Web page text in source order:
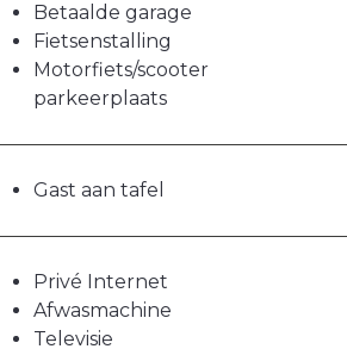
Betaalde garage
Fietsenstalling
Motorfiets/scooter
parkeerplaats
Gast aan tafel
Privé Internet
Afwasmachine
Televisie